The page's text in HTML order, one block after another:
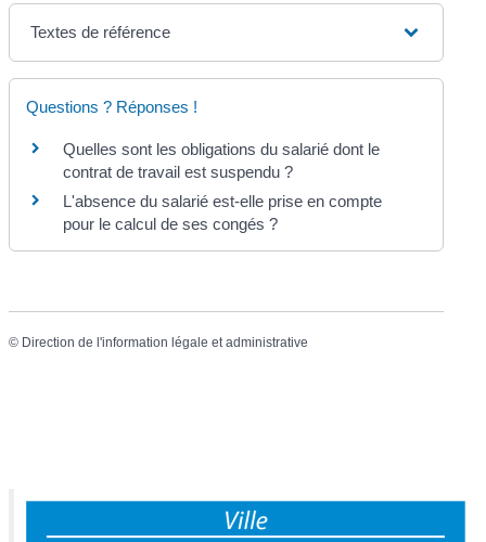
Textes de référence
Questions ? Réponses !
Quelles sont les obligations du salarié dont le
contrat de travail est suspendu ?
L'absence du salarié est-elle prise en compte
pour le calcul de ses congés ?
© Direction de l'information légale et administrative